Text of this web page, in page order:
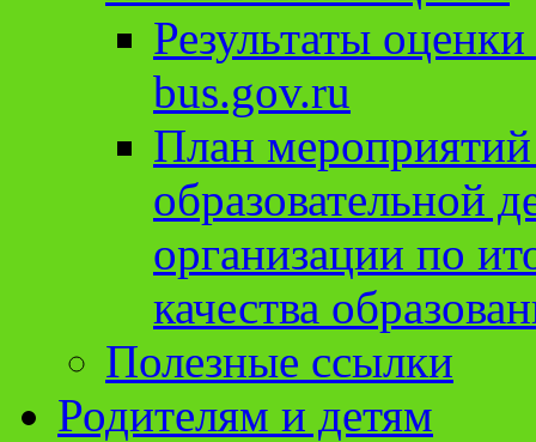
Результаты
bus.gov.ru
План
образовательной
организации по
качества
Полезные ссылки
Родителям и детям